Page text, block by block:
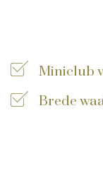
Miniclub
Brede